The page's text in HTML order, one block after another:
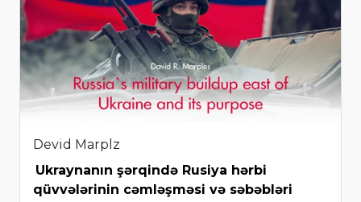
Devid Marplz
Ukraynanın şərqində Rusiya hərbi
qüvvələrinin cəmləşməsi və səbəbləri